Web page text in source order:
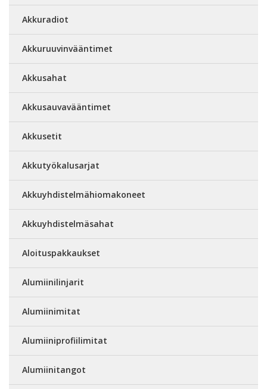
Akkuradiot
Akkuruuvinvääntimet
Akkusahat
Akkusauvavääntimet
Akkusetit
Akkutyökalusarjat
Akkuyhdistelmähiomakoneet
Akkuyhdistelmäsahat
Aloituspakkaukset
Alumiinilinjarit
Alumiinimitat
Alumiiniprofiilimitat
Alumiinitangot